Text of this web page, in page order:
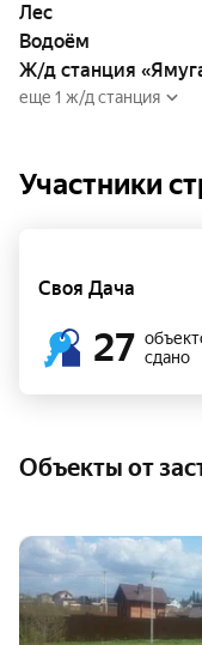
Лес
Водоём
Ж/д станция
еще 1 ж/д станция
Участники
Своя Дача
27 сдано
Объекты от